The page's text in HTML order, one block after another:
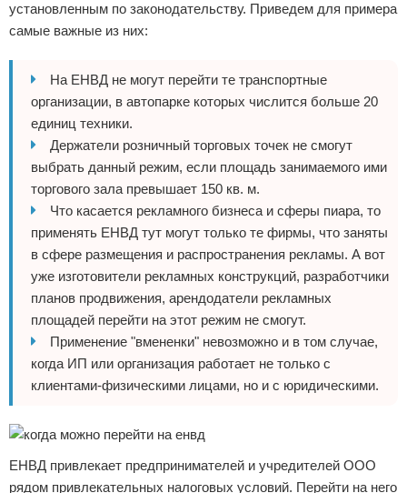
установленным по законодательству. Приведем для примера
самые важные из них:
На ЕНВД не могут перейти те транспортные
организации, в автопарке которых числится больше 20
единиц техники.
Держатели розничный торговых точек не смогут
выбрать данный режим, если площадь занимаемого ими
торгового зала превышает 150 кв. м.
Что касается рекламного бизнеса и сферы пиара, то
применять ЕНВД тут могут только те фирмы, что заняты
в сфере размещения и распространения рекламы. А вот
уже изготовители рекламных конструкций, разработчики
планов продвижения, арендодатели рекламных
площадей перейти на этот режим не смогут.
Применение "вмененки" невозможно и в том случае,
когда ИП или организация работает не только с
клиентами-физическими лицами, но и с юридическими.
ЕНВД привлекает предпринимателей и учредителей ООО
рядом привлекательных налоговых условий. Перейти на него